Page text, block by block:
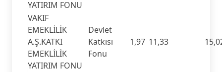
YATIRIM FONU
VAKIF
EMEKLİLİK
A.Ş.KATKI
EMEKLİLİK
YATIRIM FONU
Devlet
Katkısı
Fonu
1,97 11,33